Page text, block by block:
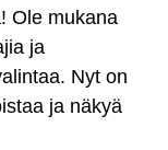
Ole mukana
ja
Nyt on
ja näkyä